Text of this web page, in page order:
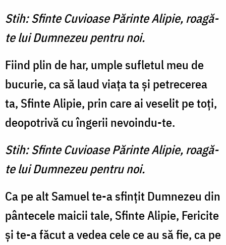
Stih: Sfinte Cuvioase Părinte Alipie, roagă-
te lui Dumnezeu pentru noi.
Fiind plin de har, umple sufletul meu de
bucurie, ca să laud viaţa ta şi petrecerea
ta, Sfinte Alipie, prin care ai veselit pe toţi,
deopotrivă cu îngerii nevoindu-te.
Stih: Sfinte Cuvioase Părinte Alipie, roagă-
te lui Dumnezeu pentru noi.
Ca pe alt Samuel te-a sfinţit Dumnezeu din
pântecele maicii tale, Sfinte Alipie, Fericite
şi te-a făcut a vedea cele ce au să fie, ca pe